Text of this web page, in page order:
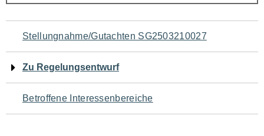
Navigation
für
den
Seiteninhalt
Stellungnahme/Gutachten SG2503210027
Zu Regelungsentwurf
Betroffene Interessenbereiche